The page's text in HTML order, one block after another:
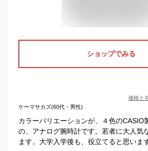
ショップでみる
価格と
ケーマサカズ(60代・男性)
カラーバリエーションが、４色のCASIO
の、アナログ腕時計です。若者に大人気
ます。大学入学後も、役立てると思います